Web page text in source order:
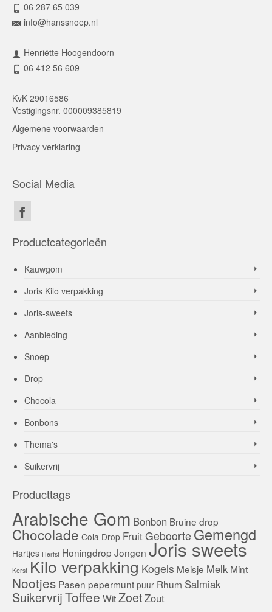
06 287 65 039
info@hanssnoep.nl
Henriëtte Hoogendoorn
06 412 56 609
KvK 29016586
Vestigingsnr. 000009385819
Algemene voorwaarden
Privacy verklaring
Social Media
Productcategorieën
Kauwgom
Joris Kilo verpakking
Joris-sweets
Aanbieding
Snoep
Drop
Chocola
Bonbons
Thema's
Suikervrij
Producttags
Arabische Gom Bonbon Bruine drop
Chocolade Cola Drop FruitGeboorte Gemengd
Hartjes Herfst Honingdrop Jongen Joris sweets
Kerst Kilo verpakking Kogels Meisje Melk Mint
Nootjes Pasen pepermunt puur Rhum Salmiak
SuikervrijToffee WitZoetZout